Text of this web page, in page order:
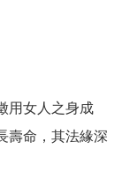
用女人之身成
壽命，其法緣深